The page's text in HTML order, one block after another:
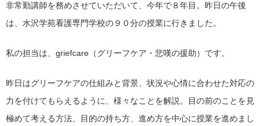
非常勤講師を務めさせていただいて、今年で８年目。昨日の午後
は、水沢学苑看護専門学校の９０分の授業に行きました。
私の担当は、griefcare（グリーフケア・悲嘆の援助）です。
昨日はグリーフケアの仕組みと背景、状況や心情に合わせた対応の
力を付けてもらえるように、様々なことを解説。目の前のことを見
極めて考える方法、目的の持ち方、進め方を中心に授業を進めまし